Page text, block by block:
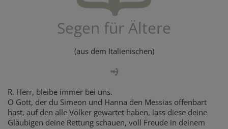
Segen für Ältere
(aus dem Italienischen)
R. Herr, bleibe immer bei uns.
O Gott, der du Simeon und Hanna den Messias offenbart
hast, auf den alle Völker gewartet haben, lass diese deine
Gläubigen deine Rettung schauen, voll Freude in deinem